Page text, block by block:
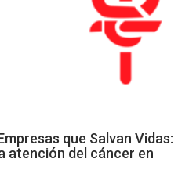
que Salvan Vidas:
atención del cáncer en